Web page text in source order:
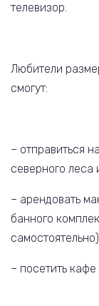
телевизор.
Любители
смогут:
– отправиться
северного леса
– арендовать
банного
– посетить